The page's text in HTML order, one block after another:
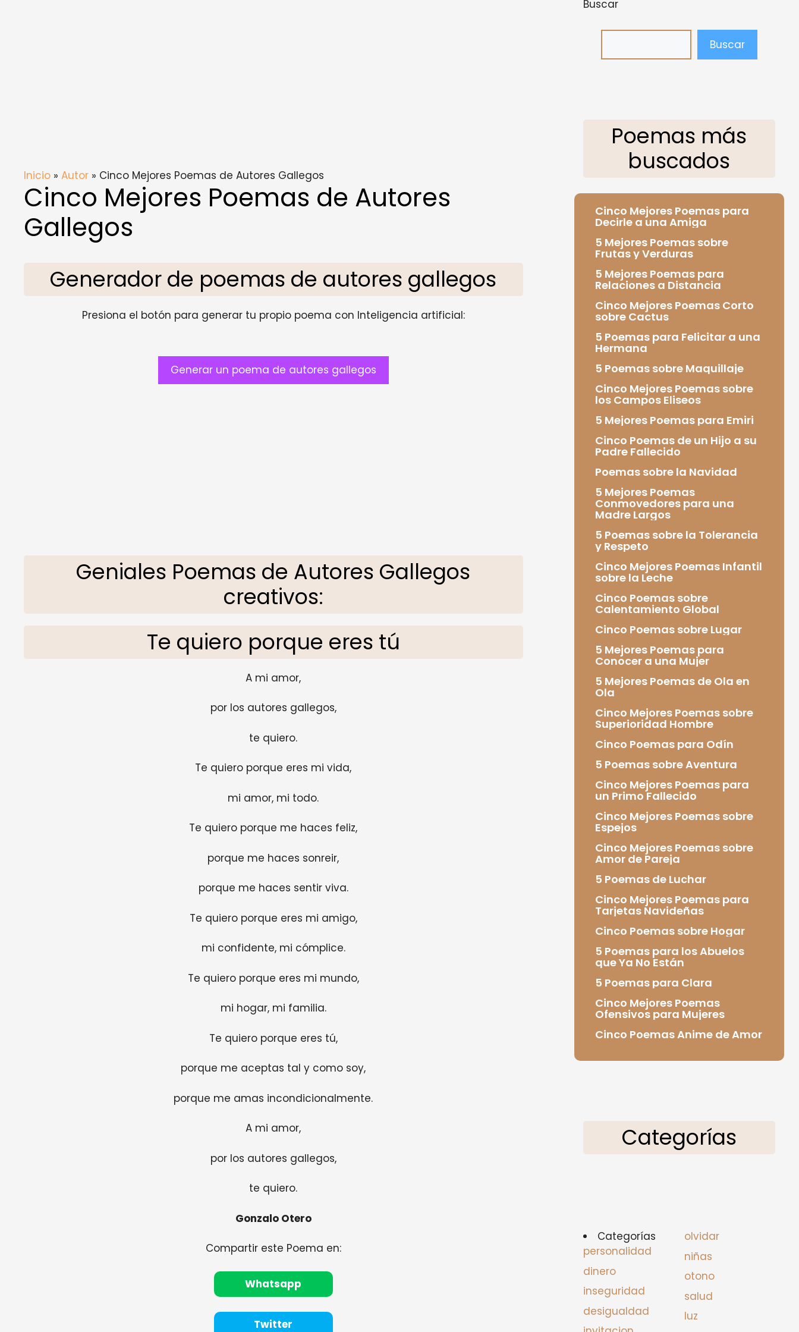
Inicio » Autor » Cinco Mejores Poemas de Autores Gallegos
Cinco Mejores Poemas de Autores
Gallegos
Generador de poemas de autores gallegos
Presiona el botón para generar tu propio poema con Inteligencia artificial:
Generar un poema de autores gallegos
Geniales Poemas de Autores Gallegos
creativos:
Te quiero porque eres tú
A mi amor,
por los autores gallegos,
te quiero.
Te quiero porque eres mi vida,
mi amor, mi todo.
Te quiero porque me haces feliz,
porque me haces sonreir,
porque me haces sentir viva.
Te quiero porque eres mi amigo,
mi confidente, mi cómplice.
Te quiero porque eres mi mundo,
mi hogar, mi familia.
Te quiero porque eres tú,
porque me aceptas tal y como soy,
porque me amas incondicionalmente.
A mi amor,
por los autores gallegos,
te quiero.
Gonzalo Otero
Compartir este Poema en:
Whatsapp
Twitter
Buscar
Buscar
Poemas más
buscados
Cinco Mejores Poemas para
Decirle a una Amiga
5 Mejores Poemas sobre
Frutas y Verduras
5 Mejores Poemas para
Relaciones a Distancia
Cinco Mejores Poemas Corto
sobre Cactus
5 Poemas para Felicitar a una
Hermana
5 Poemas sobre Maquillaje
Cinco Mejores Poemas sobre
los Campos Eliseos
5 Mejores Poemas para Emiri
Cinco Poemas de un Hijo a su
Padre Fallecido
Poemas sobre la Navidad
5 Mejores Poemas
Conmovedores para una
Madre Largos
5 Poemas sobre la Tolerancia
y Respeto
Cinco Mejores Poemas Infantil
sobre la Leche
Cinco Poemas sobre
Calentamiento Global
Cinco Poemas sobre Lugar
5 Mejores Poemas para
Conocer a una Mujer
5 Mejores Poemas de Ola en
Ola
Cinco Mejores Poemas sobre
Superioridad Hombre
Cinco Poemas para Odín
5 Poemas sobre Aventura
Cinco Mejores Poemas para
un Primo Fallecido
Cinco Mejores Poemas sobre
Espejos
Cinco Mejores Poemas sobre
Amor de Pareja
5 Poemas de Luchar
Cinco Mejores Poemas para
Tarjetas Navideñas
Cinco Poemas sobre Hogar
5 Poemas para los Abuelos
que Ya No Están
5 Poemas para Clara
Cinco Mejores Poemas
Ofensivos para Mujeres
Cinco Poemas Anime de Amor
Categorías
Categorías
personalidad
dinero
inseguridad
desigualdad
olvidar
niñas
otono
salud
luz